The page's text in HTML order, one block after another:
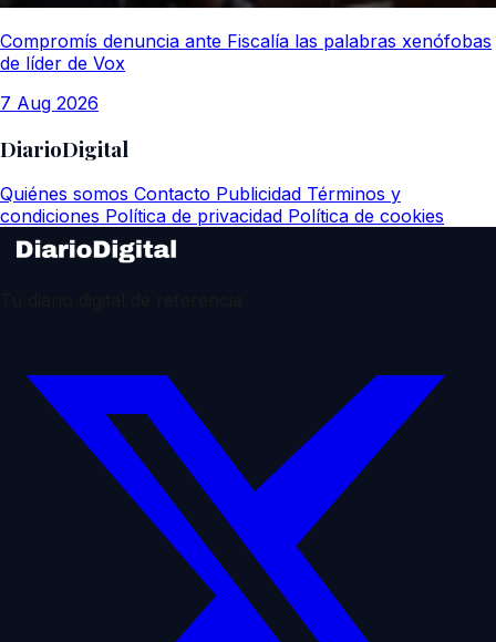
Compromís denuncia ante Fiscalía las palabras xenófobas
de líder de Vox
7 Aug 2026
DiarioDigital
Quiénes somos Contacto Publicidad Términos y
condiciones Política de privacidad Política de cookies